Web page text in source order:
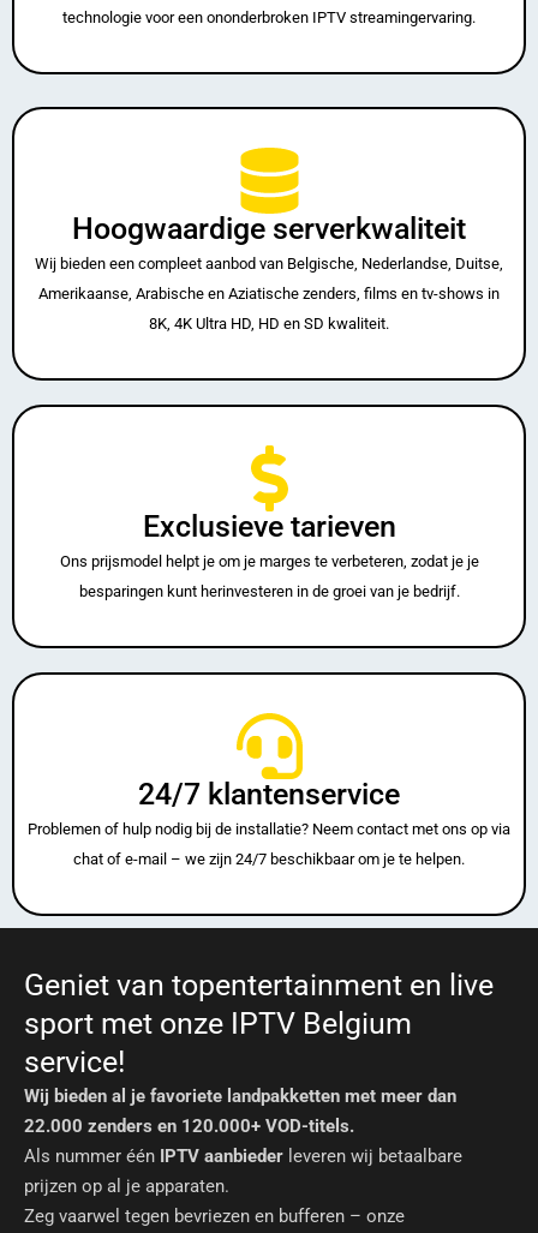
technologie voor een ononderbroken IPTV streamingervaring.
Hoogwaardige serverkwaliteit
Wij bieden een compleet aanbod van Belgische, Nederlandse, Duitse,
Amerikaanse, Arabische en Aziatische zenders, films en tv-shows in
8K, 4K Ultra HD, HD en SD kwaliteit.
Exclusieve tarieven
Ons prijsmodel helpt je om je marges te verbeteren, zodat je je
besparingen kunt herinvesteren in de groei van je bedrijf.
24/7 klantenservice
Problemen of hulp nodig bij de installatie? Neem contact met ons op via
chat of e-mail – we zijn 24/7 beschikbaar om je te helpen.
Geniet van topentertainment en live
sport met onze IPTV Belgium
service!
Wij bieden al je favoriete landpakketten met meer dan
22.000 zenders en 120.000+ VOD-titels.
Als nummer één IPTV aanbieder leveren wij betaalbare
prijzen op al je apparaten.
Zeg vaarwel tegen bevriezen en bufferen – onze